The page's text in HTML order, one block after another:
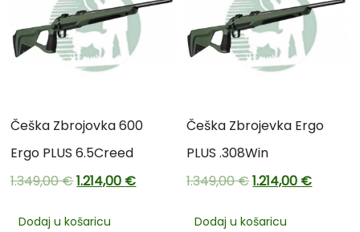
Češka Zbrojovka 600
Ergo PLUS 6.5Creed
1.349,00€1.214,00 €
Dodaj u košaricu
Češka Zbrojevka Ergo
PLUS .308Win
1.349,00€1.214,00 €
Dodaj u košaricu